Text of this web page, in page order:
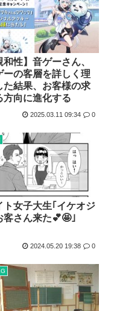
和性】音ゲーさん、
ーの客層を詳しく理
た結果、お客様の求
方向に進化する
2025.03.11 09:34 0
ト女子大生｢イケオジ
客さん来た💕🤩｣
2024.05.20 19:38 0